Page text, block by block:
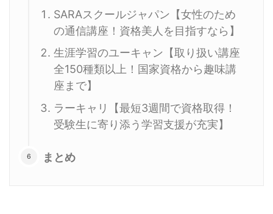
SARAスクールジャパン【女性のため
の通信講座！資格美人を目指すなら】
生涯学習のユーキャン【取り扱い講座
全150種類以上！国家資格から趣味講
座まで】
ラーキャリ【最短3週間で資格取得！
受験生に寄り添う学習支援が充実】
まとめ